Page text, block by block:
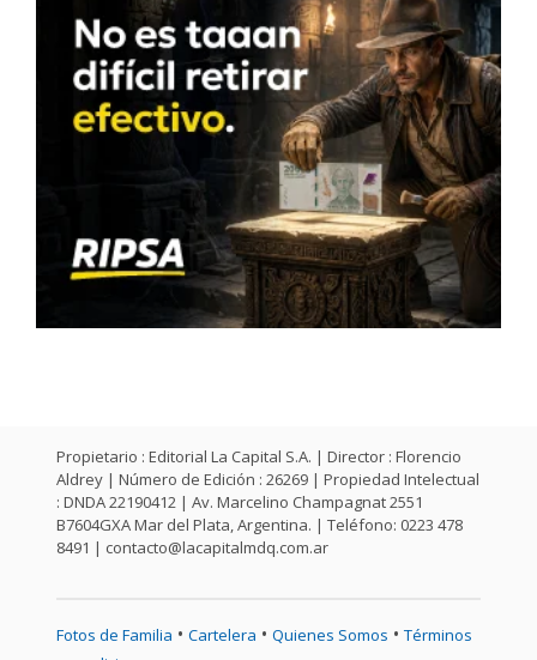
Propietario : Editorial La Capital S.A. | Director : Florencio
Aldrey | Número de Edición : 26269 | Propiedad Intelectual
: DNDA 22190412 | Av. Marcelino Champagnat 2551
B7604GXA Mar del Plata, Argentina. | Teléfono: 0223 478
8491 | contacto@lacapitalmdq.com.ar
Fotos de Familia • Cartelera • Quienes Somos • Términos